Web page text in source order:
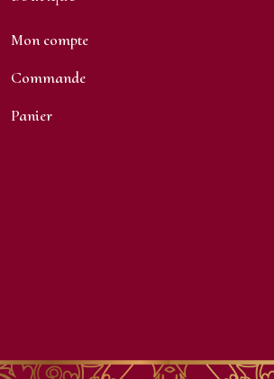
Mon compte
Commande
Panier